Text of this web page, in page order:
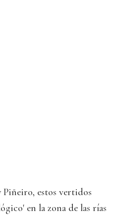
Piñeiro, estos vertidos
en la zona de las rías